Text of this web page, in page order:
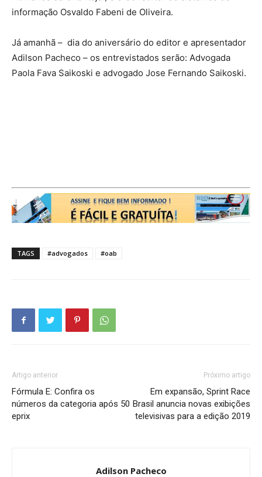
informação Osvaldo Fabeni de Oliveira.
Já amanhã – dia do aniversário do editor e apresentador
Adilson Pacheco – os entrevistados serão: Advogada
Paola Fava Saikoski e advogado Jose Fernando Saikoski.
TAGS #advogados #oab
Artigo anterior
Fórmula E: Confira os
números da categoria após 50
eprix
Próximo artigo
Em expansão, Sprint Race
Brasil anuncia novas exibições
televisivas para a edição 2019
Adilson Pacheco